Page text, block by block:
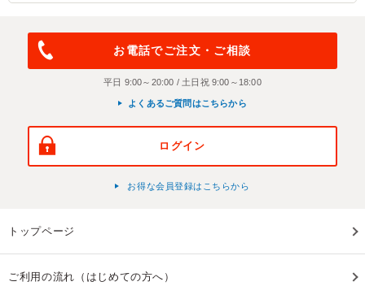
お電話でご注文・ご相談
平日 9:00～20:00 / 土日祝 9:00～18:00
よくあるご質問はこちらから
ログイン
お得な会員登録はこちらから
トップページ
ご利用の流れ（はじめての方へ）